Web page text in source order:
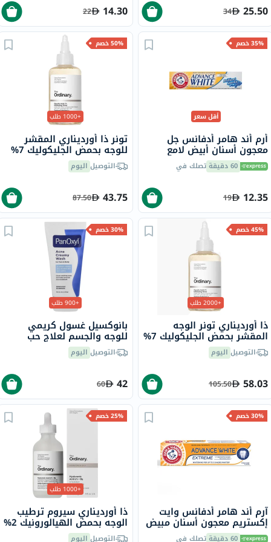
25.50
34
14.30
22
35% خصم
أقل سعر
أرم أند هامر أدفانس جل
معجون أسنان أبيض لامع
متلألئ 115 جرام60 دقيقة تصلك في
12.35
19
50% خصم
+1000 طلب
تونر ذا أورديناري المقشر
للوجه بحمض الجليكوليك 7%
لتوحيد لون البشرة 100 مل
التوصيل اليوم
43.75
87.50
45% خصم
+2000 طلب
ذا أورديناري تونر الوجه
المقشر بحمض الجليكوليك 7%
لتوحيد لون البشرة 240 مل
التوصيل اليوم
58.03
105.50
30% خصم
+900 طلب
بانوكسيل غسول كريمي
للوجه والجسم لعلاج حب
الشباب يحتوي على 4% من
بيروكسيد البنزويل 170 جرام
التوصيل اليوم
42
60
30% خصم
آرم أند هامر أدفانس وايت
إكستريم معجون أسنان مبيض
بالنعناع المنعش 75 مل
60 دقيقة تصلك في
25% خصم
+1000 طلب
ذا أورديناري سيروم ترطيب
الوجه بحمض الهيالورونيك 2%
وفيتامين ب5 والسيراميد ذو التوصيل اليوم